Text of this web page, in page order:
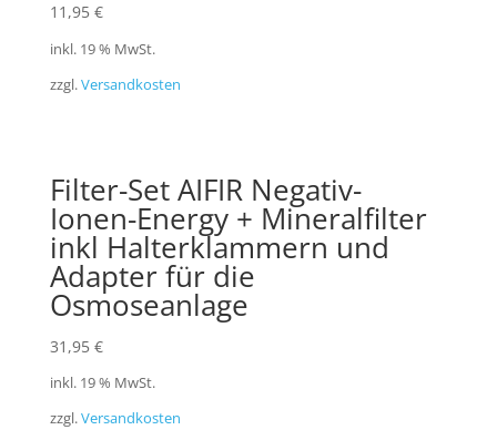
11,95 €
inkl. 19 % MwSt.
zzgl.Versandkosten
Filter-Set AIFIR Negativ-
Ionen-Energy + Mineralfilter
inkl Halterklammern und
Adapter für die
Osmoseanlage
31,95 €
inkl. 19 % MwSt.
zzgl.Versandkosten